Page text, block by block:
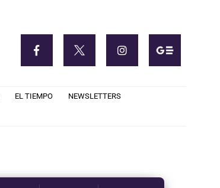
EL TIEMPO NEWSLETTERS